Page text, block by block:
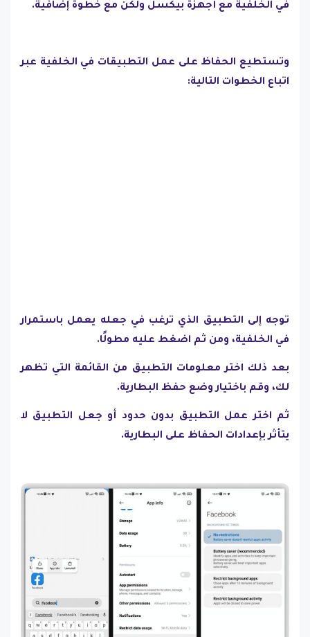
في الخلفية مع أجهزة بيكسل ولكن مع خطوة إضافية.
وتستطيع الحفاظ على عمل التطبيقات في الخلفية عبر
اتباع الخطوات التالية:
توجه إلى التطبيق الذي ترغب في جعله يعمل باستمرار
في الخلفية، ومن ثم اضغط عليه مطولًا.
بعد ذلك اختر معلومات التطبيق من القائمة التي تظهر
لك، وقم باختيار وضع حفظ البطارية.
ثم اختر عمل التطبيق بدون حدود أو جعل التطبيق لا
يتأثر بإعدادات الحفاظ على البطارية.